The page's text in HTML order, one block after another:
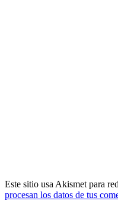
Este sitio usa Akismet para
procesan los datos de tus